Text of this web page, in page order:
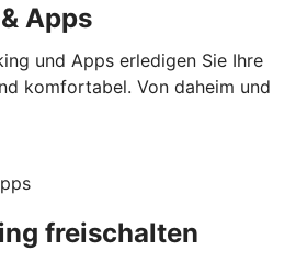
Apps
und Apps erledigen Sie Ihre
komfortabel. Von daheim und
freischalten